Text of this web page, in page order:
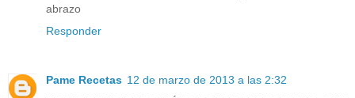
abrazo
Responder
Pame Recetas 12 de marzo de 2013 a las 2:32